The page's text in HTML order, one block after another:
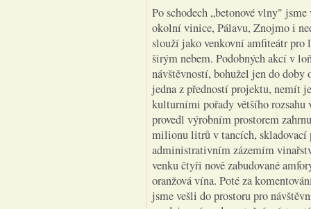
Po schodech „betonové vlny"
okolní vinice, Pálavu, Znojmo i
slouží jako venkovní amfiteátr
širým nebem. Podobných akcí v
návštěvností, bohužel jen do doby
jedna z předností projektu, nemít
kulturními pořady většího rozsahu
provedl výrobním prostorem
milionu litrů v tancích, skladovací
administrativním zázemím
venku čtyři nově zabudované
oranžová vína. Poté za
jsme vešli do prostoru pro